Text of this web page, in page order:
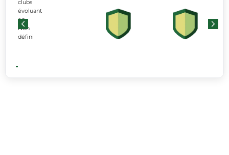
clubs
évoluant
en
Non
défini